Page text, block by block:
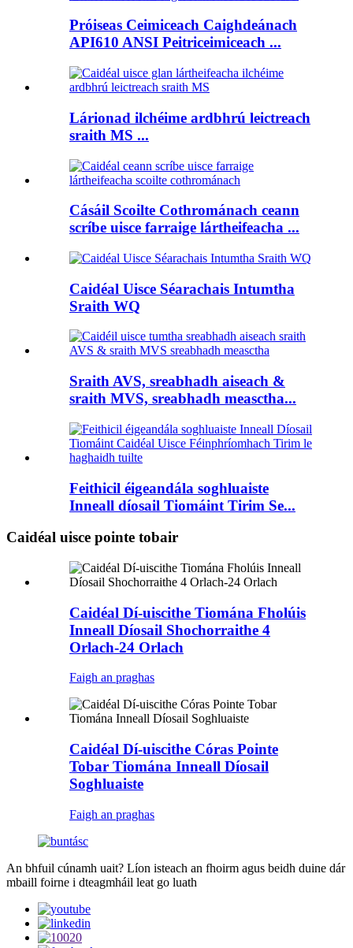
Próiseas Ceimiceach Caighdeánach
API610 ANSI Peitriceimiceach ...
Lárionad ilchéime ardbhrú leictreach
sraith MS ...
Cásáil Scoilte Cothrománach ceann
scríbe uisce farraige lártheifeacha ...
Caidéal Uisce Séarachais Intumtha
Sraith WQ
Sraith AVS, sreabhadh aiseach &
sraith MVS, sreabhadh measctha...
Feithicil éigeandála soghluaiste
Inneall díosail Tiomáint Tirim Se...
Caidéal uisce pointe tobair
Caidéal Dí-uiscithe Tiomána Fholúis
Inneall Díosail Shochorraithe 4
Orlach-24 Orlach
Faigh an praghas
Caidéal Dí-uiscithe Córas Pointe
Tobar Tiomána Inneall Díosail
Soghluaiste
Faigh an praghas
An bhfuil cúnamh uait? Líon isteach an fhoirm agus beidh duine dár
mbaill foirne i dteagmháil leat go luath